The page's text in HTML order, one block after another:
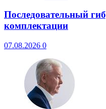
Последовательный
комплектации
07.08.2026 0